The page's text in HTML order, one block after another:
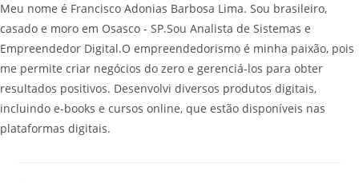
Meu nome é Francisco Adonias Barbosa Lima. Sou brasileiro,
casado e moro em Osasco - SP.Sou Analista de Sistemas e
Empreendedor Digital.O empreendedorismo é minha paixão, pois
me permite criar negócios do zero e gerenciá-los para obter
resultados positivos. Desenvolvi diversos produtos digitais,
incluindo e-books e cursos online, que estão disponíveis nas
plataformas digitais.